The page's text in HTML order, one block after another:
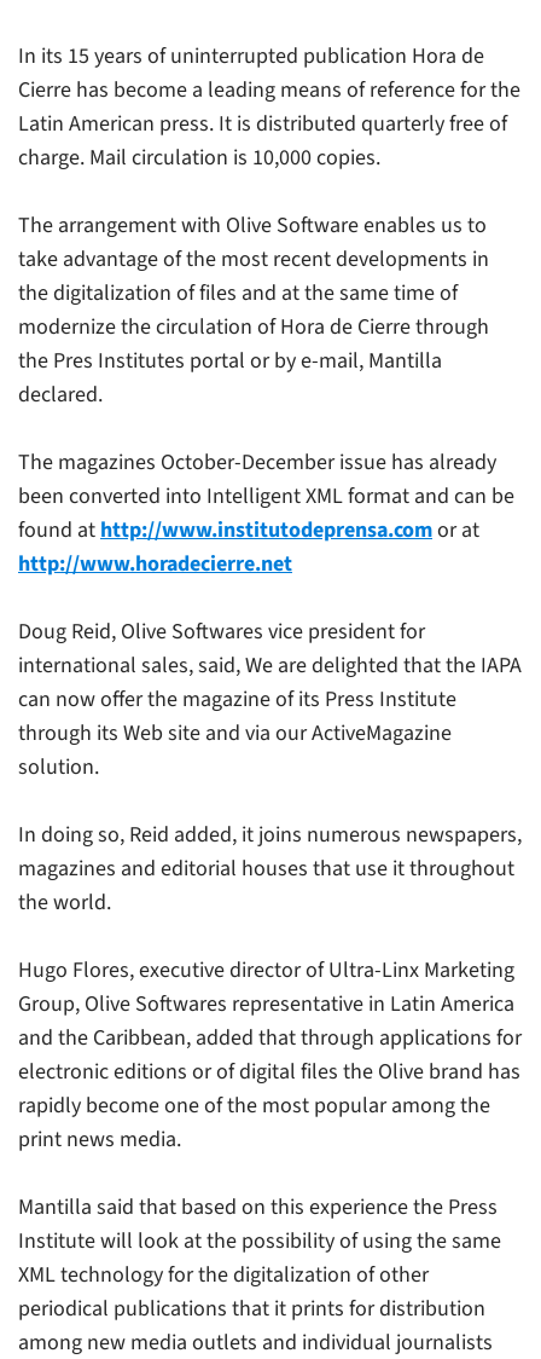
In its 15 years of uninterrupted publication Hora de
Cierre has become a leading means of reference for the
Latin American press. It is distributed quarterly free of
charge. Mail circulation is 10,000 copies.
The arrangement with Olive Software enables us to
take advantage of the most recent developments in
the digitalization of files and at the same time of
modernize the circulation ofHora de Cierrethrough
the Pres Institutes portal or by e-mail, Mantilla
declared.
The magazines October-December issue has already
been converted into Intelligent XML format and can be
found at http://www.institutodeprensa.comor at
http://www.horadecierre.net
Doug Reid, Olive Softwares vice president for
international sales, said, We are delighted that the IAPA
can now offer the magazine of its Press Institute
through its Web site and via our ActiveMagazine
solution.
In doing so, Reid added, it joins numerous newspapers,
magazines and editorial houses that use it throughout
the world.
Hugo Flores, executive director of Ultra-Linx Marketing
Group, Olive Softwares representative in Latin America
and the Caribbean, added that through applications for
electronic editions or of digital files the Olive brand has
rapidly become one of the most popular among the
print news media.
Mantilla said that based on this experience the Press
Institute will look at the possibility of using the same
XML technology for the digitalization of other
periodical publications that it prints for distribution
among new media outlets and individual journalists